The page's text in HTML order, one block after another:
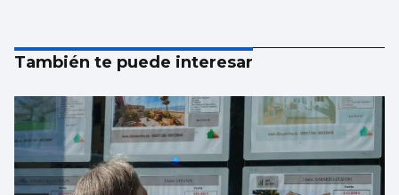
También te puede interesar